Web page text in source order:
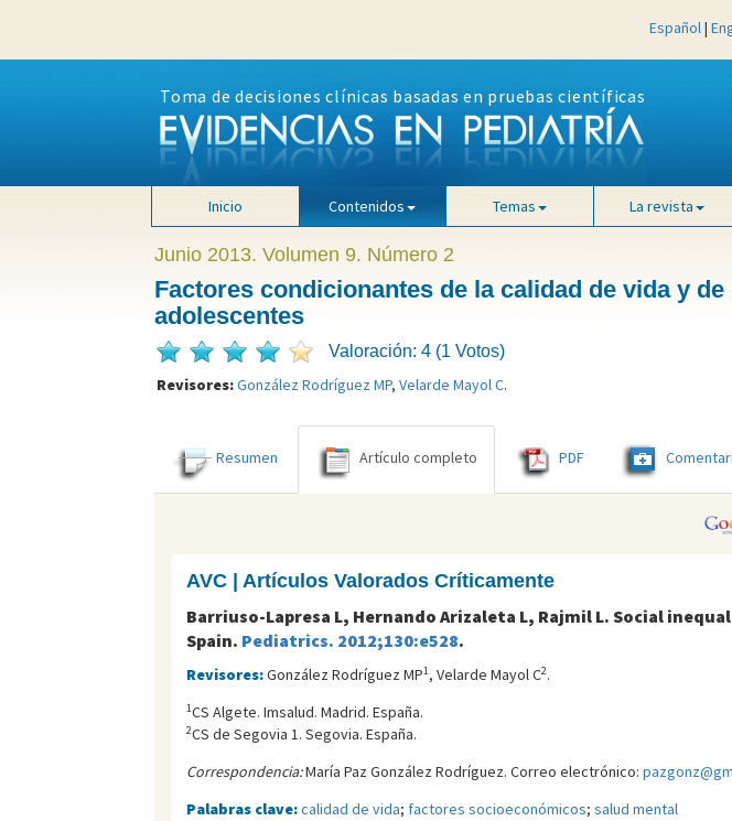
Español|
Toma de decisiones clínicas basadas en pruebas científicas
Inicio Contenidos Temas La revista
Junio 2013. Volumen 9. Número 2
Factores condicionantes de la calidad de vida y
adolescentes
Valoración: 4 (1 Votos)
Revisores:González Rodríguez MP, Velarde Mayol C.
Resumen Artículo completo PDF
AVC | Artículos Valorados Críticamente
Barriuso-Lapresa L, Hernando Arizaleta L, Rajmil L. Social
Spain. Pediatrics. 2012;130:e528.
Revisores:González Rodríguez MP1, Velarde Mayol C2.
1CS Algete. Imsalud. Madrid. España.
2CS de Segovia 1. Segovia. España.
Correspondencia:María Paz González Rodríguez. Correo electrónico:
Palabras clave:calidad de vida; factores socioeconómicos; salud mental